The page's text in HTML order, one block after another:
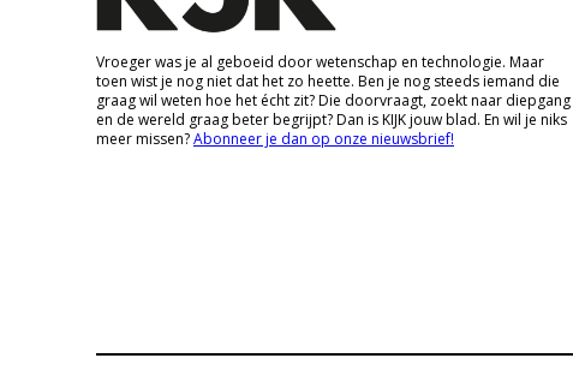
Vroeger was je al geboeid door wetenschap en technologie. Maar
toen wist je nog niet dat het zo heette. Ben je nog steeds iemand die
graag wil weten hoe het écht zit? Die doorvraagt, zoekt naar diepgang
en de wereld graag beter begrijpt? Dan is KIJK jouw blad. En wil je niks
meer missen?Abonneer je dan op onze nieuwsbrief!